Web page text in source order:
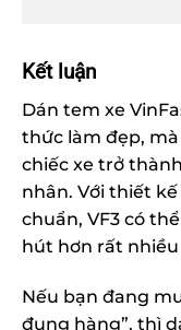
Kết luận
Dán tem xe
thức làm đẹp,
chiếc xe trở
nhân. Với thiết
chuẩn, VF3 có
hút hơn rất nhiều
Nếu bạn đang
đụng hàng”, thì